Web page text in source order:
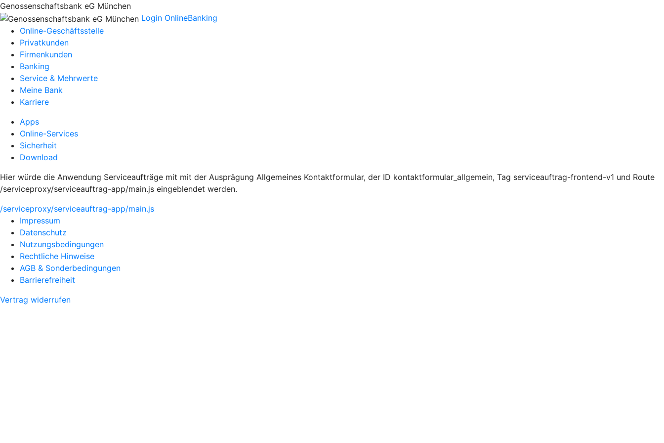
Genossenschaftsbank eG München
Login OnlineBanking
Online-Geschäftsstelle
Privatkunden
Firmenkunden
Banking
Service & Mehrwerte
Meine Bank
Karriere
Apps
Online-Services
Sicherheit
Download
Hier würde die Anwendung Serviceaufträge mit mit der Ausprägung Allgemeines Kontaktformular, der ID kontaktformular_allgemein, Tag serviceauftrag-frontend-v1 und Route
/serviceproxy/serviceauftrag-app/main.js eingeblendet werden.
/serviceproxy/serviceauftrag-app/main.js
Impressum
Datenschutz
Nutzungsbedingungen
Rechtliche Hinweise
AGB & Sonderbedingungen
Barrierefreiheit
Vertrag widerrufen